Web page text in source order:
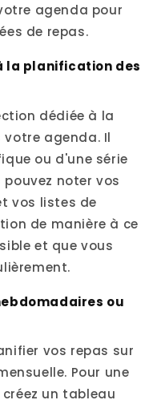
agenda pour
de repas.
la planification des
dédiée à la
agenda. Il
ou d'une série
noter vos
vos listes de
de manière à ce
et que vous
ou
vos repas sur
Pour une
un tableau